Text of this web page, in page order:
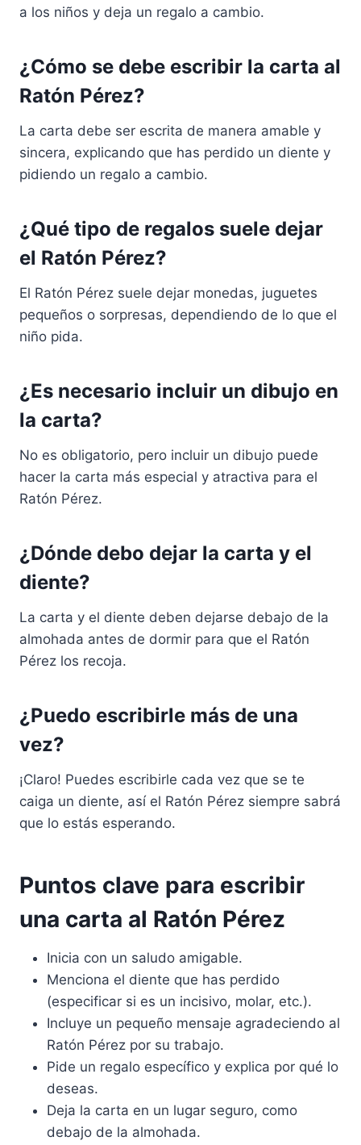
a los niños y deja un regalo a cambio.
¿Cómo se debe escribir la carta al
Ratón Pérez?
La carta debe ser escrita de manera amable y
sincera, explicando que has perdido un diente y
pidiendo un regalo a cambio.
¿Qué tipo de regalos suele dejar
el Ratón Pérez?
El Ratón Pérez suele dejar monedas, juguetes
pequeños o sorpresas, dependiendo de lo que el
niño pida.
¿Es necesario incluir un dibujo en
la carta?
No es obligatorio, pero incluir un dibujo puede
hacer la carta más especial y atractiva para el
Ratón Pérez.
¿Dónde debo dejar la carta y el
diente?
La carta y el diente deben dejarse debajo de la
almohada antes de dormir para que el Ratón
Pérez los recoja.
¿Puedo escribirle más de una
vez?
¡Claro! Puedes escribirle cada vez que se te
caiga un diente, así el Ratón Pérez siempre sabrá
que lo estás esperando.
Puntos clave para escribir
una carta al Ratón Pérez
Inicia con un saludo amigable.
Menciona el diente que has perdido
(especificar si es un incisivo, molar, etc.).
Incluye un pequeño mensaje agradeciendo al
Ratón Pérez por su trabajo.
Pide un regalo específico y explica por qué lo
deseas.
Deja la carta en un lugar seguro, como
debajo de la almohada.